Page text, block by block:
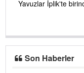
Yavuzlar İplik'te
Son Haberler